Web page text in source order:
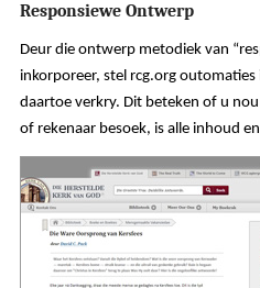
Responsiewe Ontwerp
Deur die ontwerp metodiek van
inkorporeer, stel rcg.org
daartoe verkry. Dit beteken of u
of rekenaar besoek, is alle inhoud